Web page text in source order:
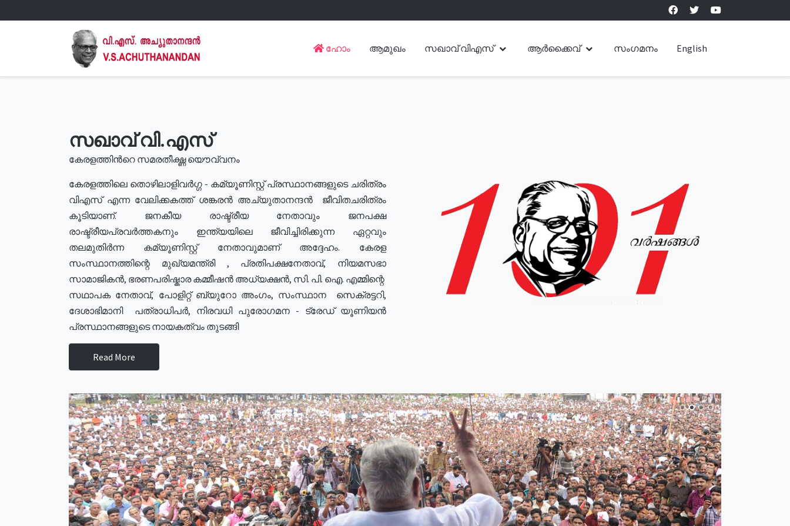
ഹോം ആമുഖം സഖാവ് വിഎസ് ആർക്കൈവ് സംഗമനം English
സഖാവ് വി.എസ്
കേരളത്തിൻറെ സമരതീക്ഷ്ണ യൌവ്വനം
കേരളത്തിലെ തൊഴിലാളിവർഗ്ഗ - കമ്യൂണിസ്റ്റ് പ്രസ്ഥാനങ്ങളുടെ ചരിത്രം
വിഎസ് എന്ന വേലിക്കകത്ത് ശങ്കരൻ അച്യുതാനന്ദൻ ജീവിതചരിത്രം
കൂടിയാണ്. ജനകീയ രാഷ്ട്രീയ നേതാവും ജനപക്ഷ
രാഷ്ട്രീയപ്രവർത്തകനും ഇന്ത്യയിലെ ജീവിച്ചിരിക്കുന്ന ഏറ്റവും
തലമുതിർന്ന കമ്യൂണിസ്റ്റ് നേതാവുമാണ് അദ്ദേഹം. കേരള
സംസ്ഥാനത്തിന്റെ മുഖ്യമന്ത്രി , പ്രതിപക്ഷനേതാവ്, നിയമസഭാ
സാമാജികൻ, ഭരണപരിഷ്കാര കമ്മീഷൻ അധ്യക്ഷൻ, സി. പി. ഐ. എമ്മിന്റെ
സഥാപക നേതാവ്, പോളിറ്റ് ബ്യുറോ അംഗം, സംസ്ഥാന സെക്രട്ടറി,
ദേശാഭിമാനി പത്രാധിപർ, നിരവധി പുരോഗമന - ട്രേഡ് യൂണിയൻ
പ്രസ്ഥാനങ്ങളുടെ നായകത്വം തുടങ്ങി
Read More